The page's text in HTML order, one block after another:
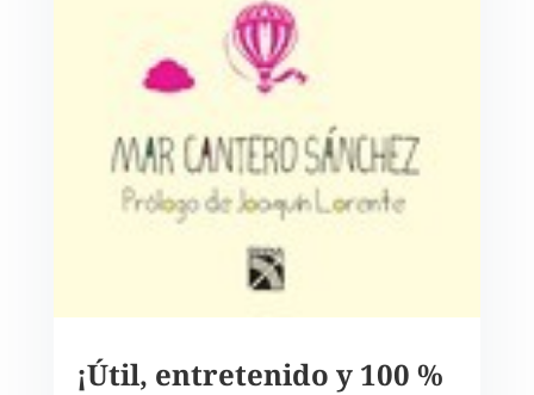
¡Útil, entretenido y 100 %